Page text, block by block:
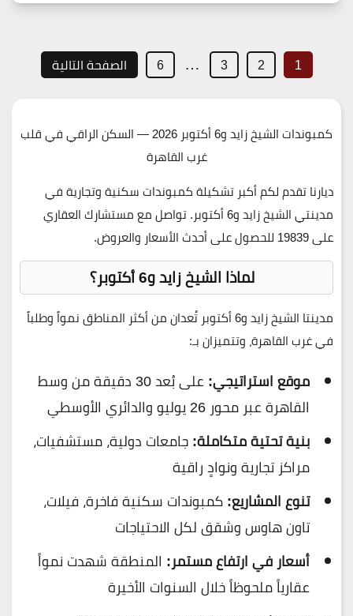
1
2
3
…
6 الصفحة التالية
كمبوندات الشيخ زايد و6 أكتوبر 2026 — السكن الراقي في قلب
غرب القاهرة
ديارنا تقدم لكم أكبر تشكيلة كمبوندات سكنية وتجارية في
مدينتي الشيخ زايد و6 أكتوبر. تواصل مع مستشارك العقاري
على19839 للحصول على أحدث الأسعار والعروض.
لماذا الشيخ زايد و6 أكتوبر؟
مدينتا الشيخ زايد و6 أكتوبر تُعدان من أكثر المناطق نمواً وطلباً
في غرب القاهرة، وتتميزان بـ:
موقع استراتيجي:
على بُعد 30 دقيقة من وسط
القاهرة عبر محور 26 يوليو والدائري الأوسطي
بنية تحتية متكاملة:جامعات دولية، مستشفيات،
مراكز تجارية ونوادٍ راقية
تنوع المشاريع:كمبوندات سكنية فاخرة، فيلات،
تاون هاوس وشقق لكل الاحتياجات
أسعار في ارتفاع مستمر: المنطقة شهدت نمواً
عقارياً ملحوظاً خلال السنوات الأخيرة